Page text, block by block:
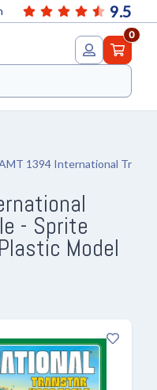
9.5
0
1394 International
- Sprite
Model